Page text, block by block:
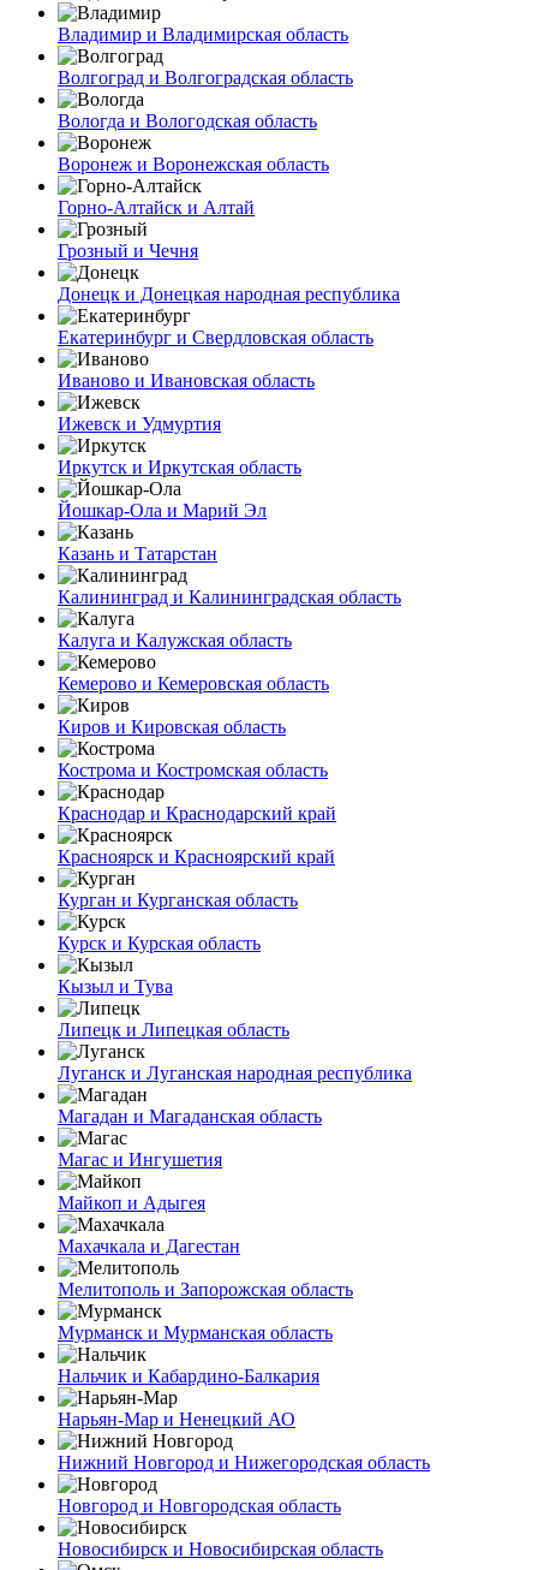
Владимир и Владимирская область
Волгоград и Волгоградская область
Вологда и Вологодская область
Воронеж и Воронежская область
Горно-Алтайск и Алтай
Грозный и Чечня
Донецк и Донецкая народная республика
Екатеринбург и Свердловская область
Иваново и Ивановская область
Ижевск и Удмуртия
Иркутск и Иркутская область
Йошкар-Ола и Марий Эл
Казань и Татарстан
Калининград и Калининградская область
Калуга и Калужская область
Кемерово и Кемеровская область
Киров и Кировская область
Кострома и Костромская область
Краснодар и Краснодарский край
Красноярск и Красноярский край
Курган и Курганская область
Курск и Курская область
Кызыл и Тува
Липецк и Липецкая область
Луганск и Луганская народная республика
Магадан и Магаданская область
Магас и Ингушетия
Майкоп и Адыгея
Махачкала и Дагестан
Мелитополь и Запорожская область
Мурманск и Мурманская область
Нальчик и Кабардино-Балкария
Нарьян-Мар и Ненецкий АО
Нижний Новгород и Нижегородская область
Новгород и Новгородская область
Новосибирск и Новосибирская область